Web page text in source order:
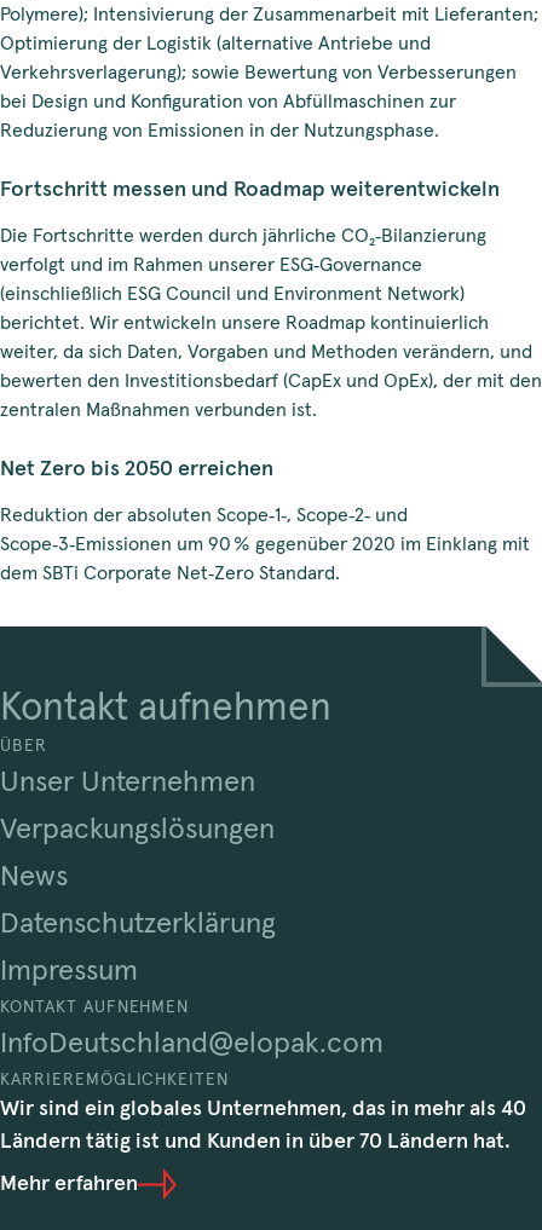
Polymere); Intensivierung der Zusammenarbeit mit Lieferanten;
Optimierung der Logistik (alternative Antriebe und
Verkehrsverlagerung); sowie Bewertung von Verbesserungen
bei Design und Konfiguration von Abfüllmaschinen zur
Reduzierung von Emissionen in der Nutzungsphase.
Fortschritt messen und Roadmap weiterentwickeln
Die Fortschritte werden durch jährliche CO₂‑Bilanzierung
verfolgt und im Rahmen unserer ESG‑Governance
(einschließlich ESG Council und Environment Network)
berichtet. Wir entwickeln unsere Roadmap kontinuierlich
weiter, da sich Daten, Vorgaben und Methoden verändern, und
bewerten den Investitionsbedarf (CapEx und OpEx), der mit den
zentralen Maßnahmen verbunden ist.
Net Zero bis 2050 erreichen
Reduktion der absoluten Scope‑1‑, Scope‑2‑ und
Scope‑3‑Emissionen um 90 % gegenüber 2020 im Einklang mit
dem SBTi Corporate Net‑Zero Standard.
Kontakt aufnehmen
ÜBER
Unser Unternehmen
Verpackungslösungen
News
Datenschutzerklärung
Impressum
KONTAKT AUFNEHMEN
InfoDeutschland@elopak.com
KARRIEREMÖGLICHKEITEN
Wir sind ein globales Unternehmen, das in mehr als 40
Ländern tätig ist und Kunden in über 70 Ländern hat.
Mehr erfahren